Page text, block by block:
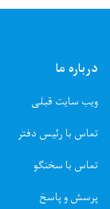
درباره ما
ویب سایت قبلی
تماس با رئیس دفتر
تماس با سخنگو
پرسش و پاسخ